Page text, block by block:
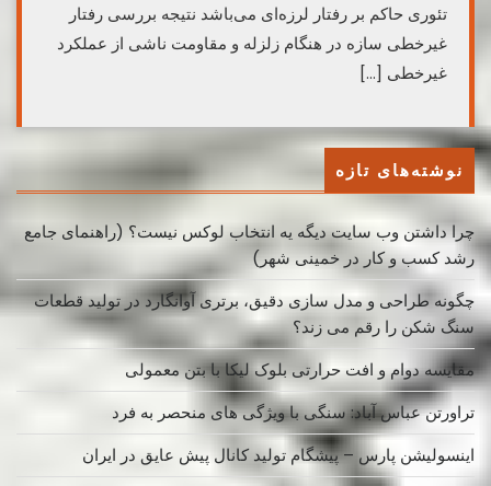
تئوری حاکم بر رفتار لرزه‌ای می‌باشد نتیجه بررسی رفتار
غیرخطی سازه در هنگام زلزله و مقاومت ناشی از عملکرد
غیرخطی […]
نوشته‌های تازه
چرا داشتن وب سایت دیگه یه انتخاب لوکس نیست؟ (راهنمای جامع
رشد کسب ‌و کار در خمینی ‌شهر)
چگونه طراحی و مدل سازی دقیق، برتری آوانگارد در تولید قطعات
سنگ شکن را رقم می زند؟
مقایسه دوام و افت حرارتی بلوک لیکا با بتن معمولی
تراورتن عباس آباد: سنگی با ویژگی های منحصر به فرد
اینسولیشن پارس – پیشگام تولید کانال پیش عایق در ایران